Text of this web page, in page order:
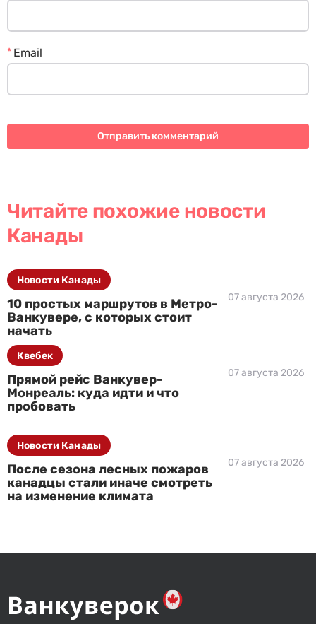
Email
*
Читайте похожие новости
Канады
10 простых маршрутов в Метро-
Ванкувере, с которых стоит
начать
07 августа 2026
Новости Канады
Прямой рейс Ванкувер-
Монреаль: куда идти и что
пробовать
07 августа 2026
Квебек
После сезона лесных пожаров
канадцы стали иначе смотреть
на изменение климата
07 августа 2026
Новости Канады